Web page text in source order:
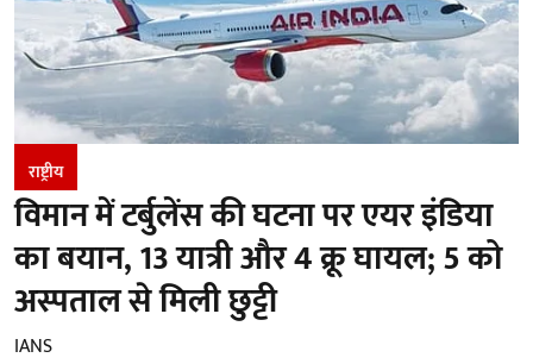
राष्ट्रीय
विमान में टर्बुलेंस की घटना पर एयर इंडिया
का बयान, 13 यात्री और 4 क्रू घायल; 5 को
अस्पताल से मिली छुट्टी
IANS